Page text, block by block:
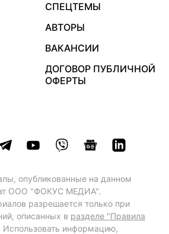
СПЕЦТЕМЫ
АВТОРЫ
ВАКАНСИИ
ДОГОВОР ПУБЛИЧНОЙ
ОФЕРТЫ
опубликованные на данном
ООО "ФОКУС МЕДИА".
разрешается только при
описанных в разделе "Правила
Использовать информацию,